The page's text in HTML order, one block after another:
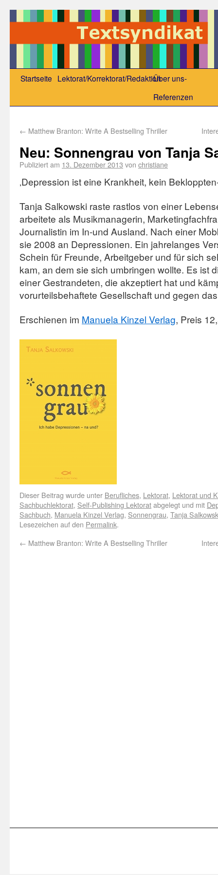
Startseite Lektorat/Korrektorat/RedaktionÜber uns-
Referenzen
← Matthew Branton: Write A Bestselling Thriller
Neu: Sonnengrau von Tanja
Publiziert am 13. Dezember 2013 von christiane
‚Depression ist eine Krankheit, kein
Tanja Salkowski raste rastlos von einer
arbeitete als Musikmanagerin,
Journalistin im In-und Ausland. Nach einer
sie 2008 an Depressionen. Ein jahrelanges
Schein für Freunde, Arbeitgeber und für sich
kam, an dem sie sich umbringen wollte. Es ist
einer Gestrandeten, die akzeptiert hat und
vorurteilsbehaftete Gesellschaft und gegen
Erschienen im Manuela Kinzel Verlag, Preis
Dieser Beitrag wurde unter Berufliches, Lektorat, Lektorat und
Sachbuchlektorat, Self-Publishing Lektoratabgelegt und mit
Sachbuch, Manuela Kinzel Verlag, Sonnengrau, Tanja
Lesezeichen auf den Permalink.
← Matthew Branton: Write A Bestselling Thriller